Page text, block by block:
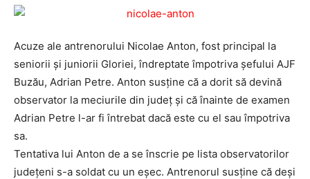
Acuze ale antrenorului Nicolae Anton, fost principal la
seniorii și juniorii Gloriei, îndreptate împotriva șefului AJF
Buzău, Adrian Petre. Anton susține că a dorit să devină
observator la meciurile din județ și că înainte de examen
Adrian Petre l-ar fi întrebat dacă este cu el sau împotriva
sa.
Tentativa lui Anton de a se înscrie pe lista observatorilor
judeţeni s-a soldat cu un eşec. Antrenorul susține că deși